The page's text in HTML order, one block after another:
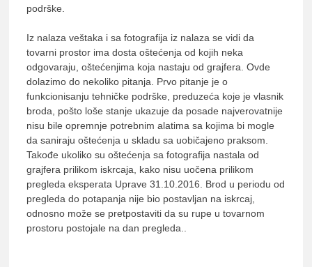
podrške.
Iz nalaza veštaka i sa fotografija iz nalaza se vidi da
tovarni prostor ima dosta oštećenja od kojih neka
odgovaraju, oštećenjima koja nastaju od grajfera. Ovde
dolazimo do nekoliko pitanja. Prvo pitanje je o
funkcionisanju tehničke podrške, preduzeća koje je vlasnik
broda, pošto loše stanje ukazuje da posade najverovatnije
nisu bile opremnje potrebnim alatima sa kojima bi mogle
da saniraju oštećenja u skladu sa uobičajeno praksom.
Takođe ukoliko su oštećenja sa fotografija nastala od
grajfera prilikom iskrcaja, kako nisu uočena prilikom
pregleda eksperata Uprave 31.10.2016. Brod u periodu od
pregleda do potapanja nije bio postavljan na iskrcaj,
odnosno može se pretpostaviti da su rupe u tovarnom
prostoru postojale na dan pregleda..